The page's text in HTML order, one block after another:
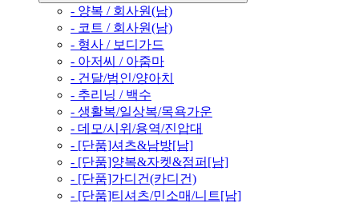
- 양복 / 회사원(남)
- 코트 / 회사원(남)
- 형사 / 보디가드
- 아저씨 / 아줌마
- 건달/범인/양아치
- 추리닝 / 백수
- 생활복/일상복/목욕가운
- 데모/시위/용역/진압대
- [단품]셔츠&남방[남]
- [단품]양복&자켓&점퍼[남]
- [단품]가디건(카디건)
- [단품]티셔츠/민소매/니트[남]